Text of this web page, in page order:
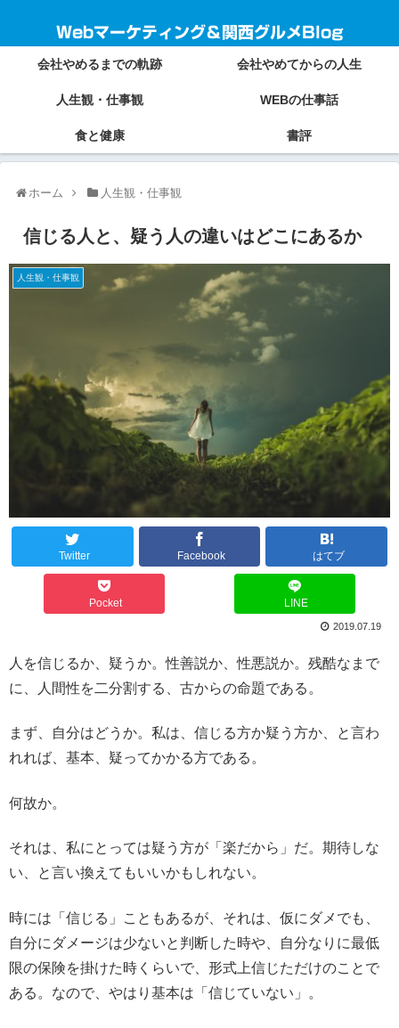
Webマーケティング＆関西グルメBlog
会社やめるまでの軌跡 会社やめてからの人生
人生観・仕事観 WEBの仕事話
食と健康 書評
ホーム 人生観・仕事観
信じる人と、疑う人の違いはどこにあるか
人生観・仕事観
Twitter Facebook はてブ
Pocket LINE
2019.07.19
人を信じるか、疑うか。性善説か、性悪説か。残酷なまで
に、人間性を二分割する、古からの命題である。
まず、自分はどうか。私は、信じる方か疑う方か、と言わ
れれば、基本、疑ってかかる方である。
何故か。
それは、私にとっては疑う方が「楽だから」だ。期待しな
い、と言い換えてもいいかもしれない。
時には「信じる」こともあるが、それは、仮にダメでも、
自分にダメージは少ないと判断した時や、自分なりに最低
限の保険を掛けた時くらいで、形式上信じただけのことで
ある。なので、やはり基本は「信じていない」。